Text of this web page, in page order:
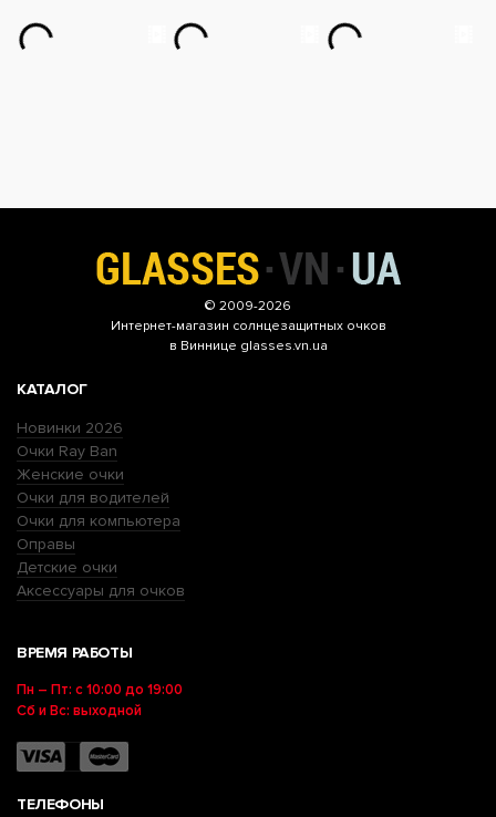
© 2009-2026
Интернет-магазин солнцезащитных очков
в Виннице glasses.vn.ua
КАТАЛОГ
Новинки 2026
Очки Ray Ban
Женские очки
Очки для водителей
Очки для компьютера
Оправы
Детские очки
Аксессуары для очков
ВРЕМЯ РАБОТЫ
Пн – Пт: с 10:00 до 19:00
Сб и Вс: выходной
ТЕЛЕФОНЫ